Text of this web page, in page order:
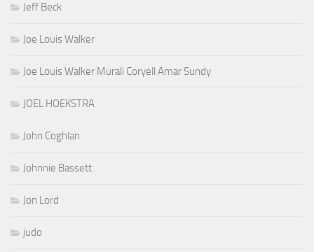
Jeff Beck
Joe Louis Walker
Joe Louis Walker Murali Coryell Amar Sundy
JOEL HOEKSTRA
John Coghlan
Johnnie Bassett
Jon Lord
judo